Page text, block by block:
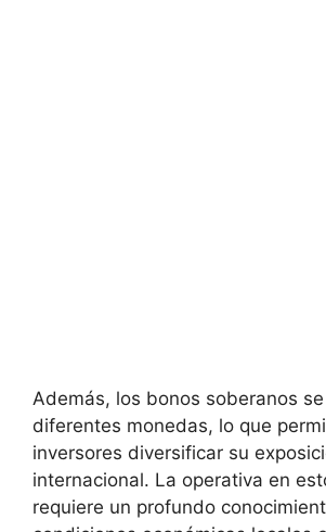
Además, ⁢los ‌bonos soberanos
diferentes monedas, lo ​que
inversores diversificar su
internacional. La operativa en
requiere un profundo